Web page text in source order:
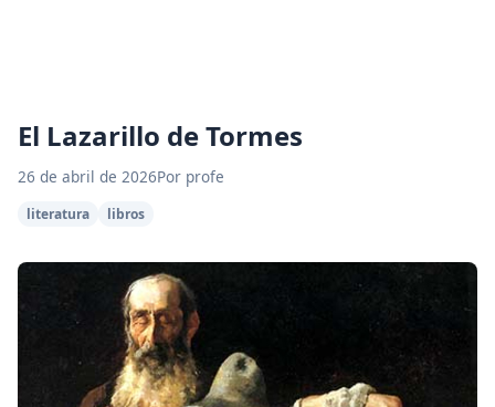
El Lazarillo de Tormes
26 de abril de 2026Por profe
literatura libros